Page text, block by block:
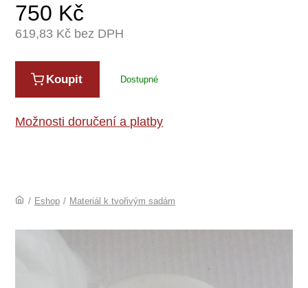
750 Kč
619,83 Kč bez DPH
Koupit Dostupné
Možnosti doručení a platby
/ Eshop / Materiál k tvořivým sadám